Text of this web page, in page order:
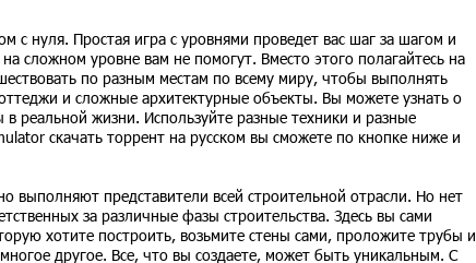
с нуля. Простая игра с уровнями проведет вас шаг за шагом и
сложном уровне вам не помогут. Вместо этого полагайтесь на
по разным местам по всему миру, чтобы выполнять
и сложные архитектурные объекты. Вы можете узнать о
реальной жизни. Используйте разные техники и разные
скачать торрент на русском вы сможете по кнопке ниже и
представители всей строительной отрасли. Но нет
за различные фазы строительства. Здесь вы сами
хотите построить, возьмите стены сами, проложите трубы и
другое. Все, что вы создаете, может быть уникальным. С